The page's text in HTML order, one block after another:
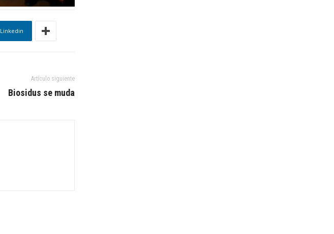
Linkedin
Artículo siguiente
Biosidus se muda